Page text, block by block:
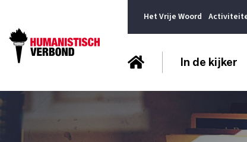
Het Vrije Woord
In de kijker